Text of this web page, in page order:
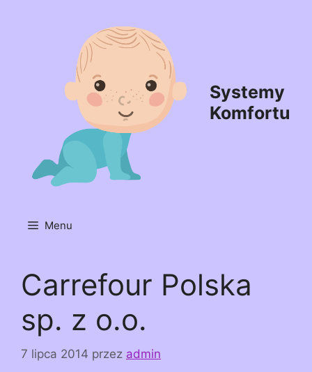
Systemy
Komfortu
Menu
Carrefour Polska
sp. z o.o.
7 lipca 2014 przez admin